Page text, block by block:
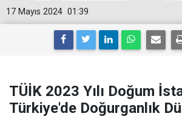
01:39
17 Mayıs 2024
TÜİK 2023 Yılı Doğum
Türkiye'de Doğurganlık